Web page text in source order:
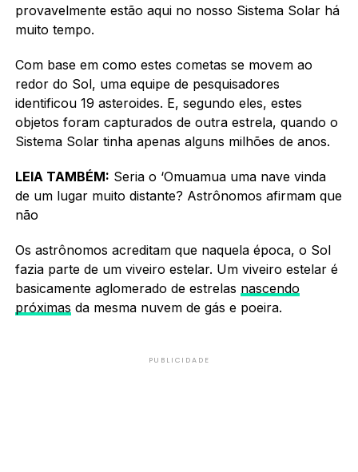
provavelmente estão aqui no nosso Sistema Solar há
muito tempo.
Com base em como estes cometas se movem ao
redor do Sol, uma equipe de pesquisadores
identificou 19 asteroides. E, segundo eles, estes
objetos foram capturados de outra estrela, quando o
Sistema Solar tinha apenas alguns milhões de anos.
LEIA TAMBÉM: Seria o ‘Omuamua uma nave vinda
de um lugar muito distante? Astrônomos afirmam que
não
Os astrônomos acreditam que naquela época, o Sol
fazia parte de um viveiro estelar. Um viveiro estelar é
basicamente aglomerado de estrelas nascendo
próximas da mesma nuvem de gás e poeira.
PUBLICIDADE